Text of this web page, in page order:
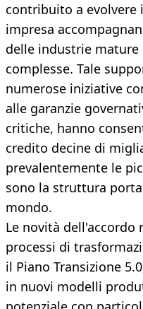
contribuito a evolvere
impresa
delle industrie mature
complesse. Tale
numerose iniziative
alle garanzie
critiche, hanno
credito decine di
prevalentemente le
sono la struttura
mondo.
Le novità
processi di
il Piano Transizione
in nuovi modelli